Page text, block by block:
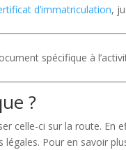
d’immatriculation,
spécifique à
?
celle-ci sur la route. En
Pour en savoir